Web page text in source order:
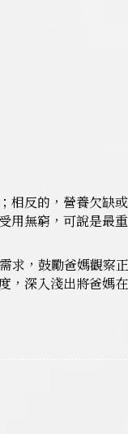
反的，營養欠缺
無窮，可說是最重
，鼓勵爸媽觀察
深入淺出將爸媽